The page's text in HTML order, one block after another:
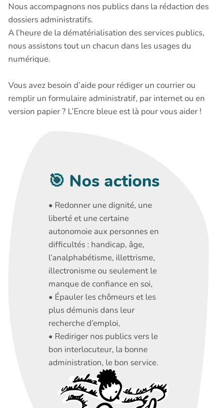
Nous accompagnons nos publics dans la rédaction des
dossiers administratifs.
A l’heure de la dématérialisation des services publics,
nous assistons tout un chacun dans les usages du
numérique.
Vous avez besoin d’aide pour rédiger un courrier ou
remplir un formulaire administratif, par internet ou en
version papier ? L’Encre bleue est là pour vous aider !
🎯 Nos actions
• Redonner une dignité, une
liberté et une certaine
autonomoie aux personnes en
difficultés : handicap, âge,
l’analphabétisme, illettrisme,
illectronisme ou seulement le
manque de confiance en soi,
• Épauler les chômeurs et les
plus démunis dans leur
recherche d’emploi,
• Rediriger nos publics vers le
bon interlocuteur, la bonne
administration, le bon service.